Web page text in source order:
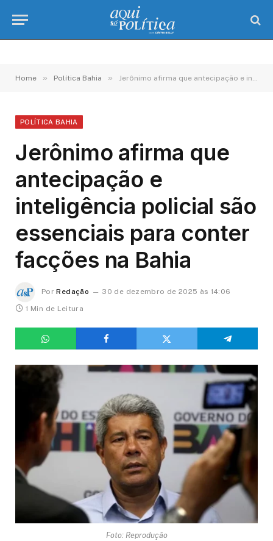
Home » Política Bahia » Jerônimo afirma que antecipação e inteligência policial são essenciais para conter facções na Bahia
POLÍTICA BAHIA
Jerônimo afirma que
antecipação e
inteligência policial são
essenciais para conter
facções na Bahia
Por Redação
30 de dezembro de 2025 às 14:06
1 Min de Leitura
Foto: Reprodução